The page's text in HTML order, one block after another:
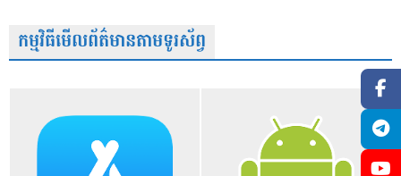
កម្មវិធីមើលព័ត៌មានតាមទូរស័ព្វ